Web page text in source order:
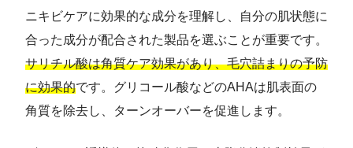
ニキビケアに効果的な成分を理解し、自分の肌状態に
合った成分が配合された製品を選ぶことが重要です。
サリチル酸は角質ケア効果があり、毛穴詰まりの予防
に効果的です。グリコール酸などのAHAは肌表面の
角質を除去し、ターンオーバーを促進します。